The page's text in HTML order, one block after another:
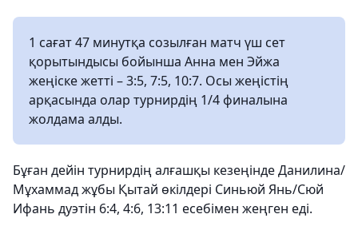
1 сағат 47 минутқа созылған матч үш сет
қорытындысы бойынша Анна мен Эйжа
жеңіске жетті – 3:5, 7:5, 10:7. Осы жеңістің
арқасында олар турнирдің 1/4 финалына
жолдама алды.
Бұған дейін турнирдің алғашқы кезеңінде Данилина/
Мұхаммад жұбы Қытай өкілдері Синьюй Янь/Сюй
Ифань дуэтін 6:4, 4:6, 13:11 есебімен жеңген еді.